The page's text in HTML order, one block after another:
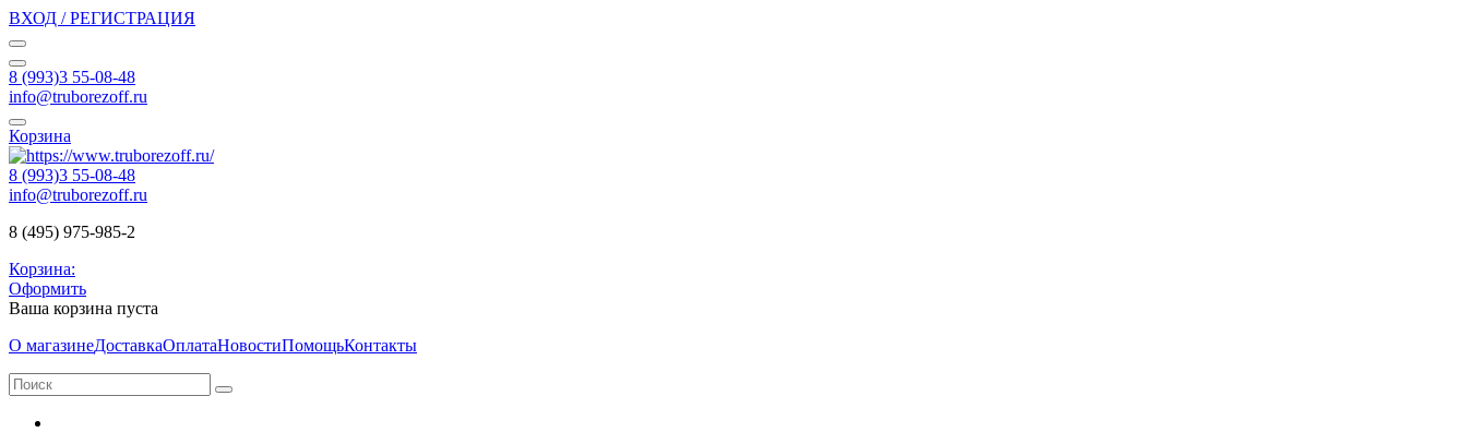
ВХОД / РЕГИСТРАЦИЯ
8 (993)3 55-08-48
info@truborezoff.ru
Корзина
8 (993)3 55-08-48
info@truborezoff.ru
8 (495) 975-985-2
Корзина:
Оформить
Ваша корзина пуста
О магазинеДоставкаОплатаНовостиПомощьКонтакты